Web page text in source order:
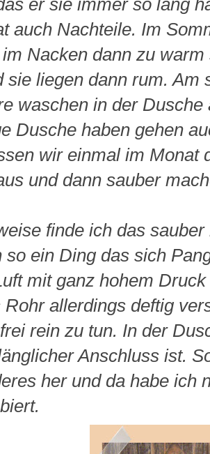
er sie immer so lang
auch Nachteile. Im
Nacken dann zu
sie liegen dann rum.
waschen in der
Dusche haben gehen
wir einmal im Monat
und dann sauber
finde ich das
so ein Ding das sich
mit ganz hohem
Rohr allerdings deftig
rein zu tun. In der
Anschluss ist.
her und da habe ich